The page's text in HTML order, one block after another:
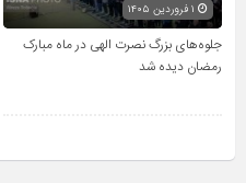
جلوه‌های بزرگ نصرت الهی در ماه مبارک
رمضان دیده شد